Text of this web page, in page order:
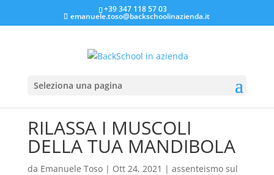
+39 347 118 57 03
emanuele.toso@backschoolinazienda.it
Seleziona una pagina
RILASSA I MUSCOLI
DELLA TUA MANDIBOLA
da Emanuele Toso| Ott 24, 2021 | assenteismo sul